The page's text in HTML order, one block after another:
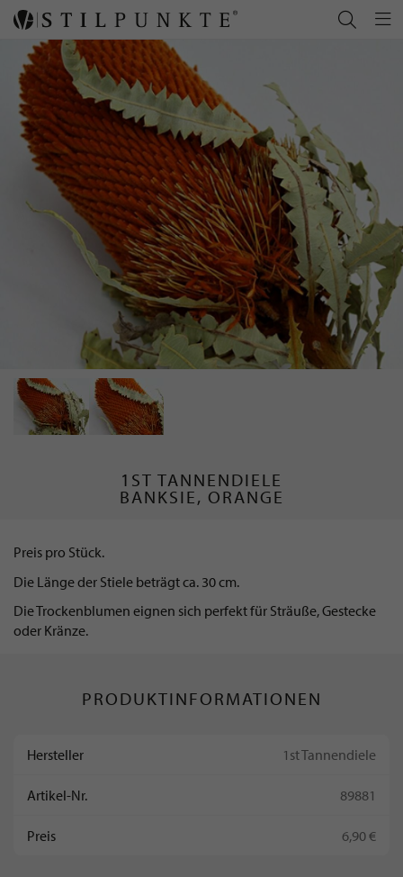
1ST TANNENDIELE
BANKSIE, ORANGE
Preis pro Stück.
Die Länge der Stiele beträgt ca. 30 cm.
Die Trockenblumen eignen sich perfekt für Sträuße, Gestecke
oder Kränze.
PRODUKTINFORMATIONEN
Hersteller 1st Tannendiele
Artikel-Nr. 89881
Preis 6,90 €